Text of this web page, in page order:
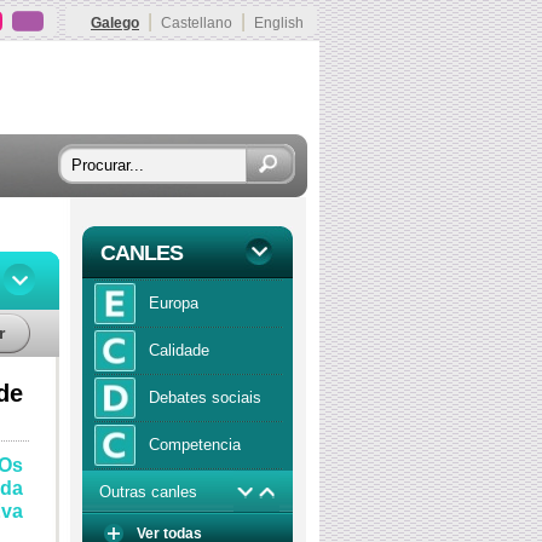
Galego Castellano English
CANLES
Europa
Calidade
Debates sociais
Competencia
Economía
Outras canles
Ver todas